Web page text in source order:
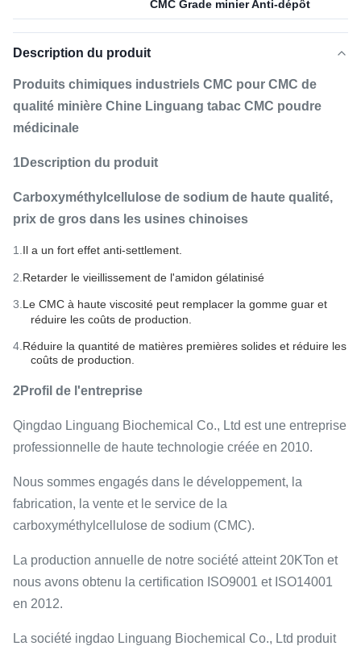
CMC Grade minier Anti-dépôt
Description du produit
Produits chimiques industriels CMC pour CMC de
qualité minière Chine Linguang tabac CMC poudre
médicinale
1Description du produit
Carboxyméthylcellulose de sodium de haute qualité,
prix de gros dans les usines chinoises
1. Il a un fort effet anti-settlement.
2. Retarder le vieillissement de l'amidon gélatinisé
3.Le CMC à haute viscosité peut remplacer la gomme guar et
réduire les coûts de production.
4. Réduire la quantité de matières premières solides et réduire les
coûts de production.
2Profil de l'entreprise
Qingdao Linguang Biochemical Co., Ltd est une entreprise
professionnelle de haute technologie créée en 2010.
Nous sommes engagés dans le développement, la
fabrication, la vente et le service de la
carboxyméthylcellulose de sodium (CMC).
La production annuelle de notre société atteint 20KTon et
nous avons obtenu la certification ISO9001 et ISO14001
en 2012.
La société ingdao Linguang Biochemical Co., Ltd produit